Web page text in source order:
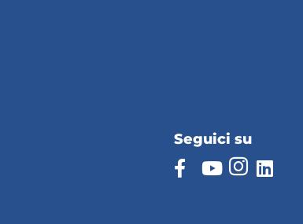
Seguici su